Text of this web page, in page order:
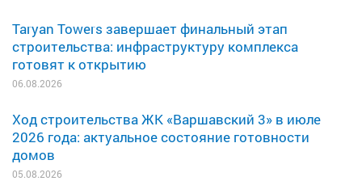
Taryan Towers завершает финальный этап
строительства: инфраструктуру комплекса
готовят к открытию
06.08.2026
Ход строительства ЖК «Варшавский 3» в июле
2026 года: актуальное состояние готовности
домов
05.08.2026